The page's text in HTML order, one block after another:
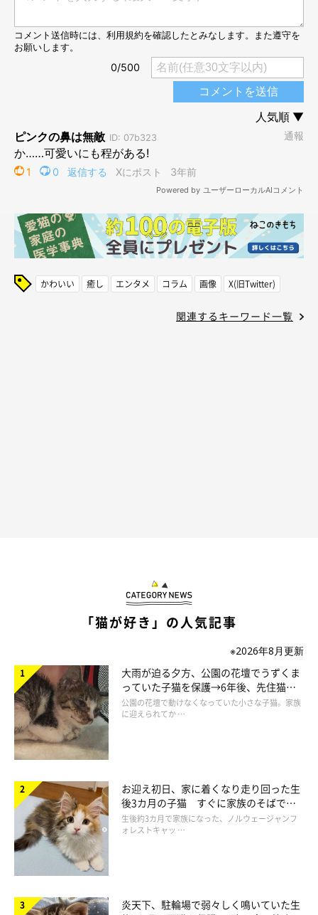
かわいい 癒し エンタメ コラム 画像 X(旧Twitter)
関連するキーワード一覧
「猫が好き」の人気記事
※2026年8月更新
大雨が迫る夕方、公園の花壇でうずくま
っていた子猫を保護→6年後、先住猫
と“姉妹”のような関係に
公園の花壇で動けなくなっていた小さな子猫。家族
に迎えられてか …
お迎え初日、家に着くなり走り回った生
後3カ月の子猫 すぐに家族のそばで落
ち着く姿に「迎えてよかった」
生後約3カ月で家族になった、ノルウェージャンフ
ォレストキャッ …
炎天下、駐輪場で弱々しく鳴いていた生